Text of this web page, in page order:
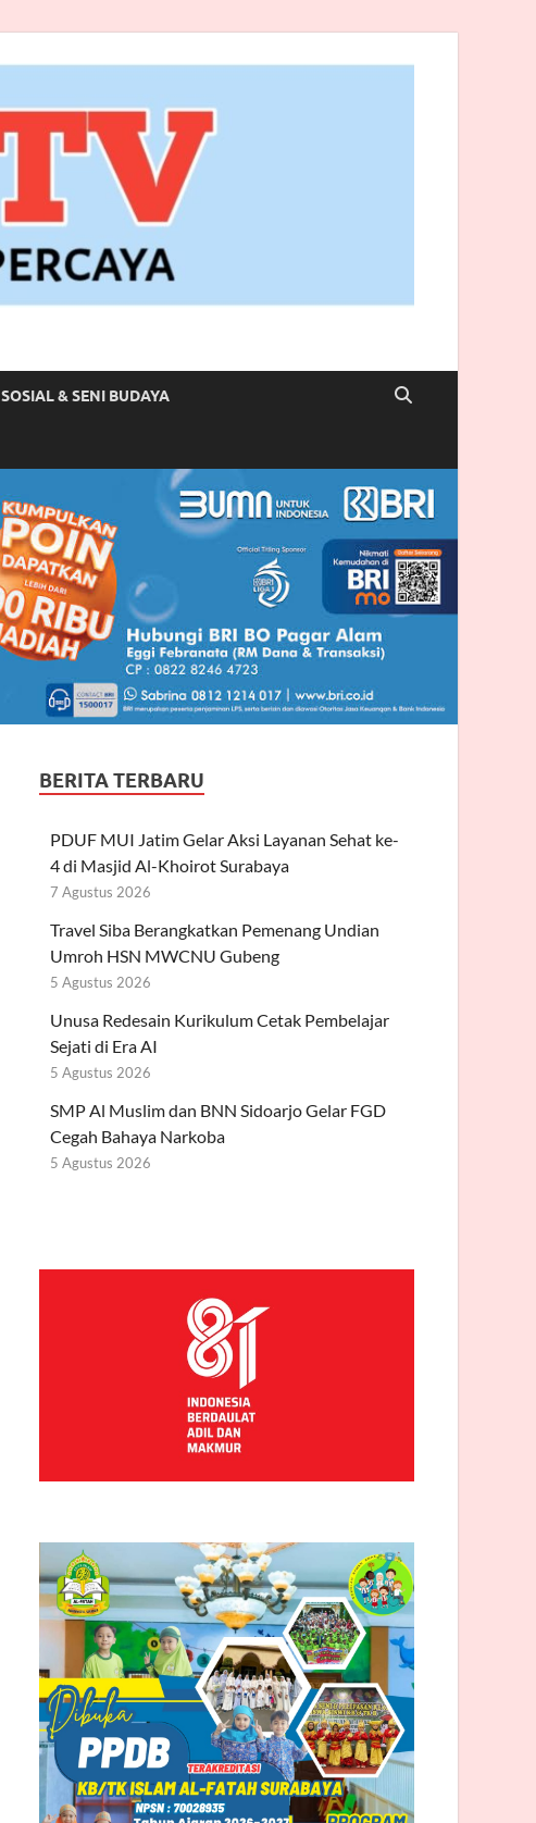
SOSIAL & SENI BUDAYA
BERITA TERBARU
PDUF MUI Jatim Gelar Aksi Layanan Sehat ke-
4 di Masjid Al-Khoirot Surabaya
7 Agustus 2026
Travel Siba Berangkatkan Pemenang Undian
Umroh HSN MWCNU Gubeng
5 Agustus 2026
Unusa Redesain Kurikulum Cetak Pembelajar
Sejati di Era AI
5 Agustus 2026
SMP Al Muslim dan BNN Sidoarjo Gelar FGD
Cegah Bahaya Narkoba
5 Agustus 2026